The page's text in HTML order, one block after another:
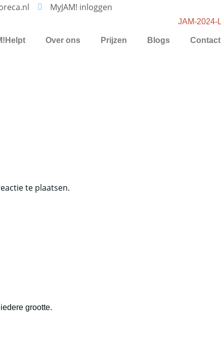
MyJAM! inloggen
Over ons Prijzen Blogs Contact
te plaatsen.
grootte.